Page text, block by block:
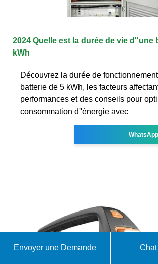
2024 Quelle est la durée de vie d''une
kWh
Découvrez la durée de
batterie de 5 kWh, les facteurs
performances et des conseils pour
consommation d''énergie avec
WhatsApp
Envoyer une Demande